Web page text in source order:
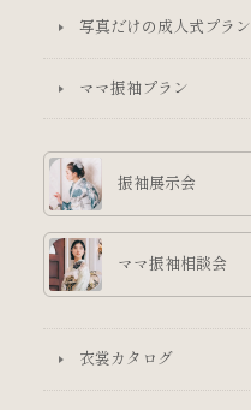
写真だけの成人式プラン
ママ振袖プラン
振袖展示会
ママ振袖相談会
衣裳カタログ